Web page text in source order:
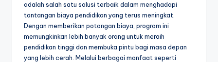
adalah salah satu solusi terbaik dalam menghadapi
tantangan biaya pendidikan yang terus meningkat.
Dengan memberikan potongan biaya, program ini
memungkinkan lebih banyak orang untuk meraih
pendidikan tinggi dan membuka pintu bagi masa depan
yang lebih cerah. Melalui berbagai manfaat seperti